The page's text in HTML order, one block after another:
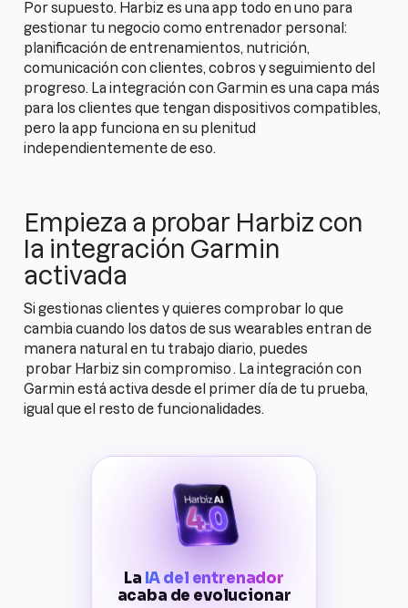
Por supuesto. Harbiz es una app todo en uno para
gestionar tu negocio como entrenador personal:
planificación de entrenamientos, nutrición,
comunicación con clientes, cobros y seguimiento del
progreso. La integración con Garmin es una capa más
para los clientes que tengan dispositivos compatibles,
pero la app funciona en su plenitud
independientemente de eso.
Empieza a probar Harbiz con
la integración Garmin
activada
Si gestionas clientes y quieres comprobar lo que
cambia cuando los datos de sus wearables entran de
manera natural en tu trabajo diario, puedes
probar Harbiz sin compromiso . La integración con
Garmin está activa desde el primer día de tu prueba,
igual que el resto de funcionalidades.
La IA del entrenador
acaba de evolucionar